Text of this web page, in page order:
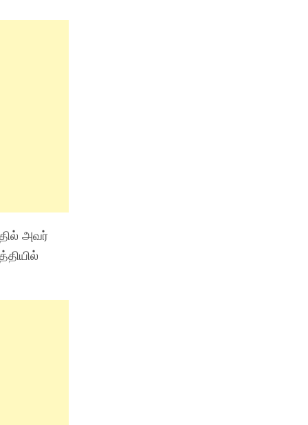
அவர்